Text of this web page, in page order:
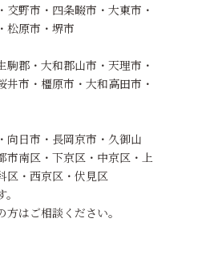
交野市・四条畷市・大東市・
松原市・堺市
駒郡・大和郡山市・天理市・
井市​・橿原市・大和高田市・
向日市・長岡京市・久御山
市南区・下京区・中京区・上
区・西京区・伏見区
はご相談ください。